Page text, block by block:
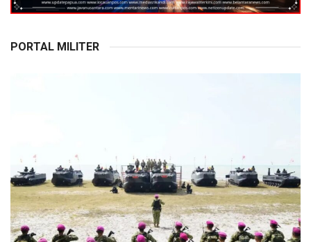
PORTAL MILITER